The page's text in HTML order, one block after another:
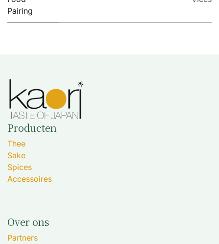
Pairing
Producten
Thee
Sake
Spices
Accessoires
Over ons
Partners